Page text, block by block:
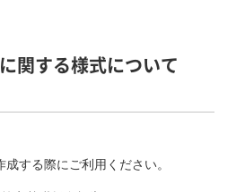
関する様式について
する際にご利用ください。